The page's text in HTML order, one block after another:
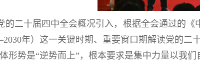
的二十届四中全会概况引入，根据全会通过的
年）这一关键时期、重要窗口期解读党的二
形势是“逆势而上”，根本要求是集中力量以我